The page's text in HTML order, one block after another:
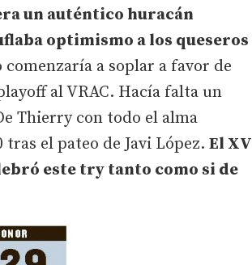
un auténtico huracán
optimismo a los queseros
a soplar a favor de
al VRAC. Hacía falta un
Thierry con todo el alma
el pateo de Javi López. El XV
este try tanto como si de